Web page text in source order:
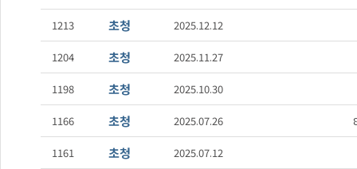
1213 초청 2025.12.12
1204 초청 2025.11.27
1198 초청 2025.10.30
1166 초청 2025.07.26
1161 초청 2025.07.12